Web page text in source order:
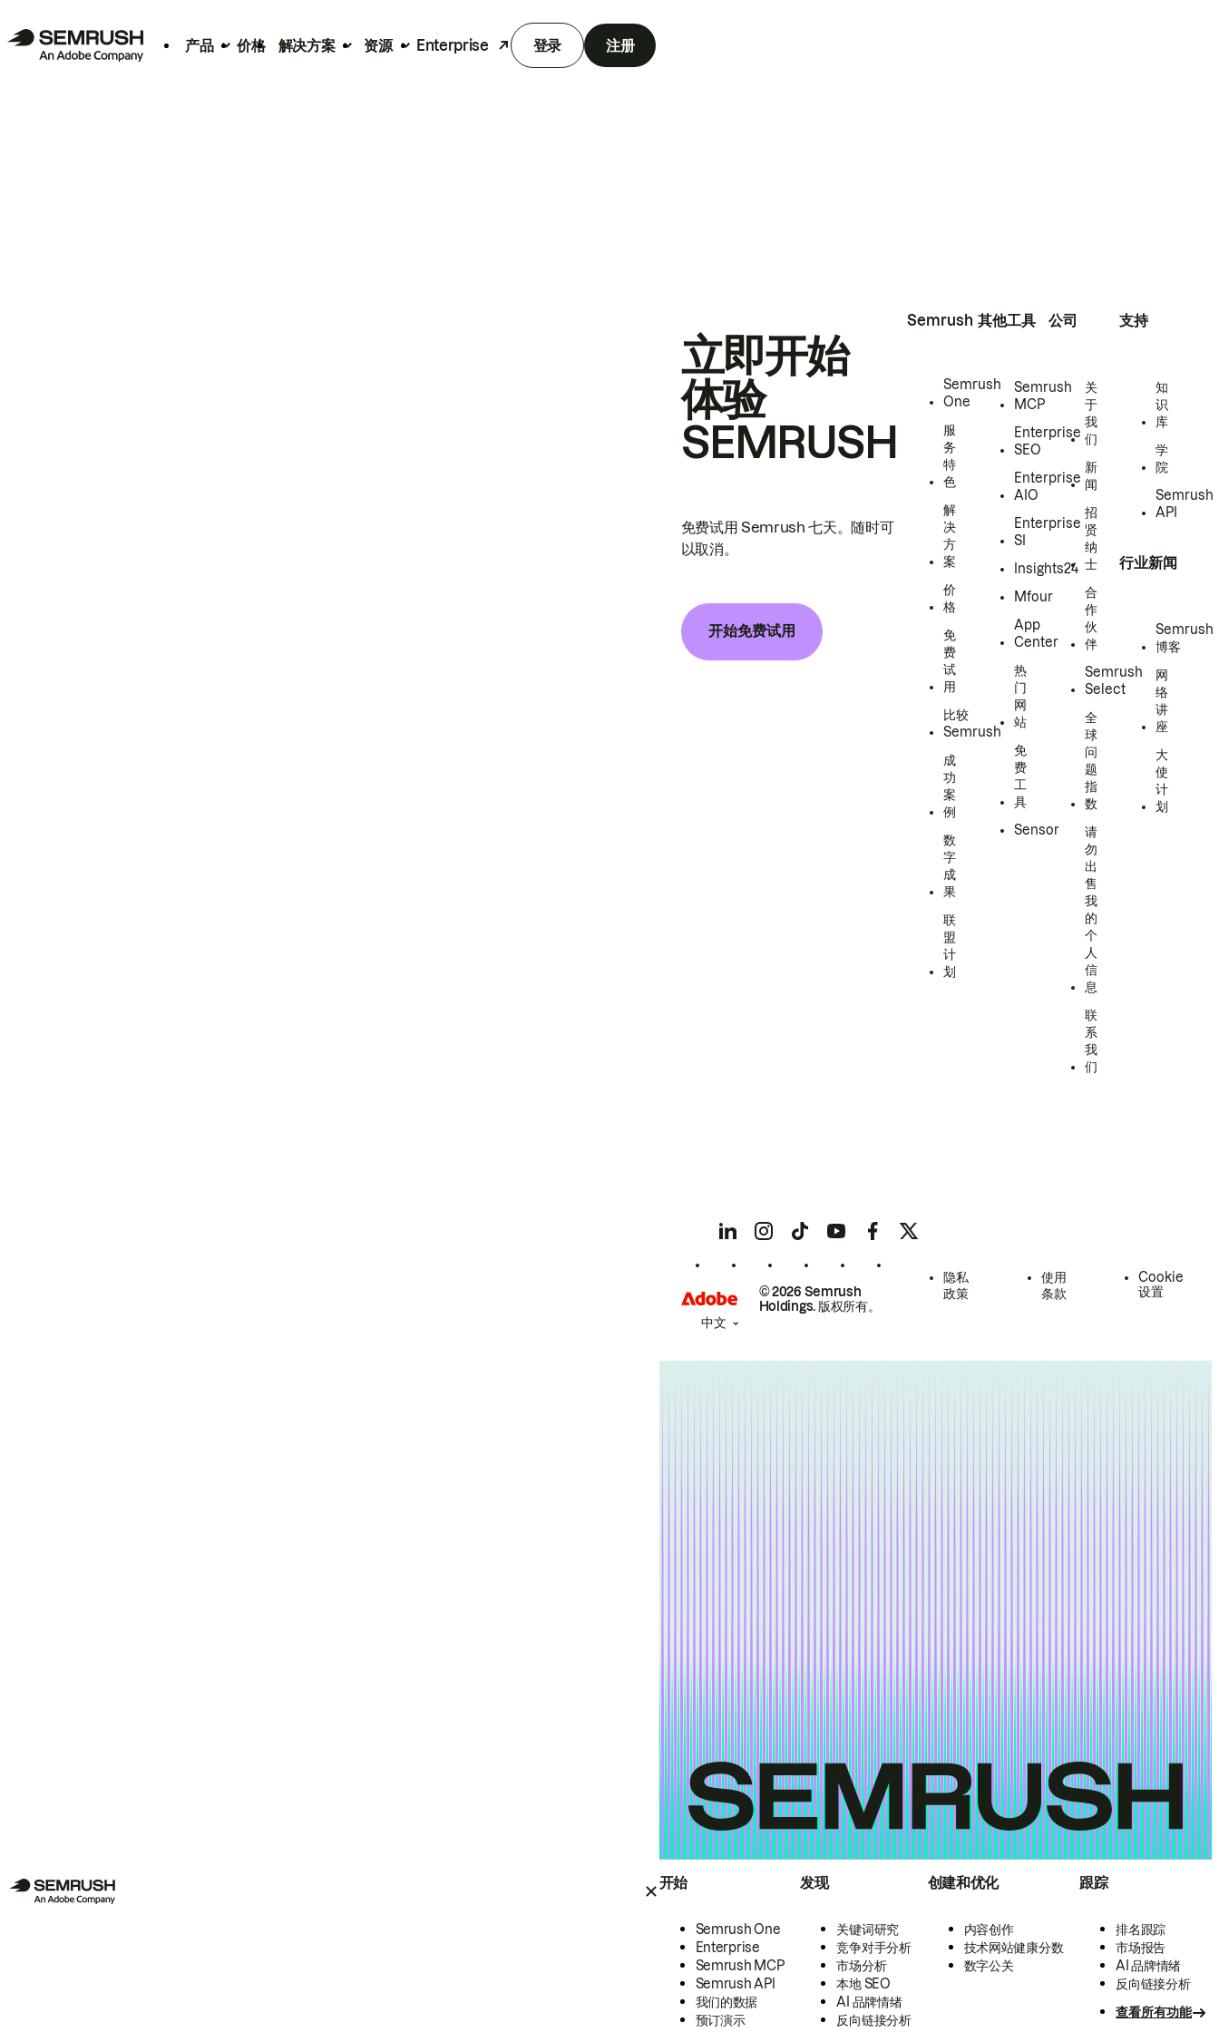
产品 价格 解决方案 资源 Enterprise 登录 注册
开始
Semrush One
Enterprise
Semrush MCP
Semrush API
我们的数据
预订演示
发现
关键词研究
竞争对手分析
市场分析
本地 SEO
AI 品牌情绪
反向链接分析
创建和优化
内容创作
技术网站健康分数
数字公关
跟踪
排名跟踪
市场报告
AI 品牌情绪
反向链接分析
查看所有功能
立即开始
体验
SEMRUSH
免费试用 Semrush 七天。随时可
以取消。
开始免费试用
Semrush
Semrush
One
服
务
特
色
解
决
方
案
价
格
免
费
试
用
比较
Semrush
成
功
案
例
数
字
成
果
联
盟
计
划
其他工具
Semrush
MCP
Enterprise
SEO
Enterprise
AIO
Enterprise
SI
Insights24
Mfour
App
Center
热
门
网
站
免
费
工
具
Sensor
公司
关
于
我
们
新
闻
招
贤
纳
士
合
作
伙
伴
Semrush
Select
全
球
问
题
指
数
请
勿
出
售
我
的
个
人
信
息
联
系
我
们
支持
知
识
库
学
院
Semrush
API
行业新闻
Semrush
博客
网
络
讲
座
大
使
计
划
© 2026 Semrush
Holdings. 版权所有。
隐私
政策
使用
条款
Cookie
设置
中文